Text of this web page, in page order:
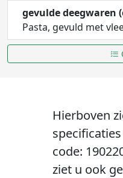
gevulde deegwaren
Pasta, gevuld met
Hierboven
code:
ziet u ook